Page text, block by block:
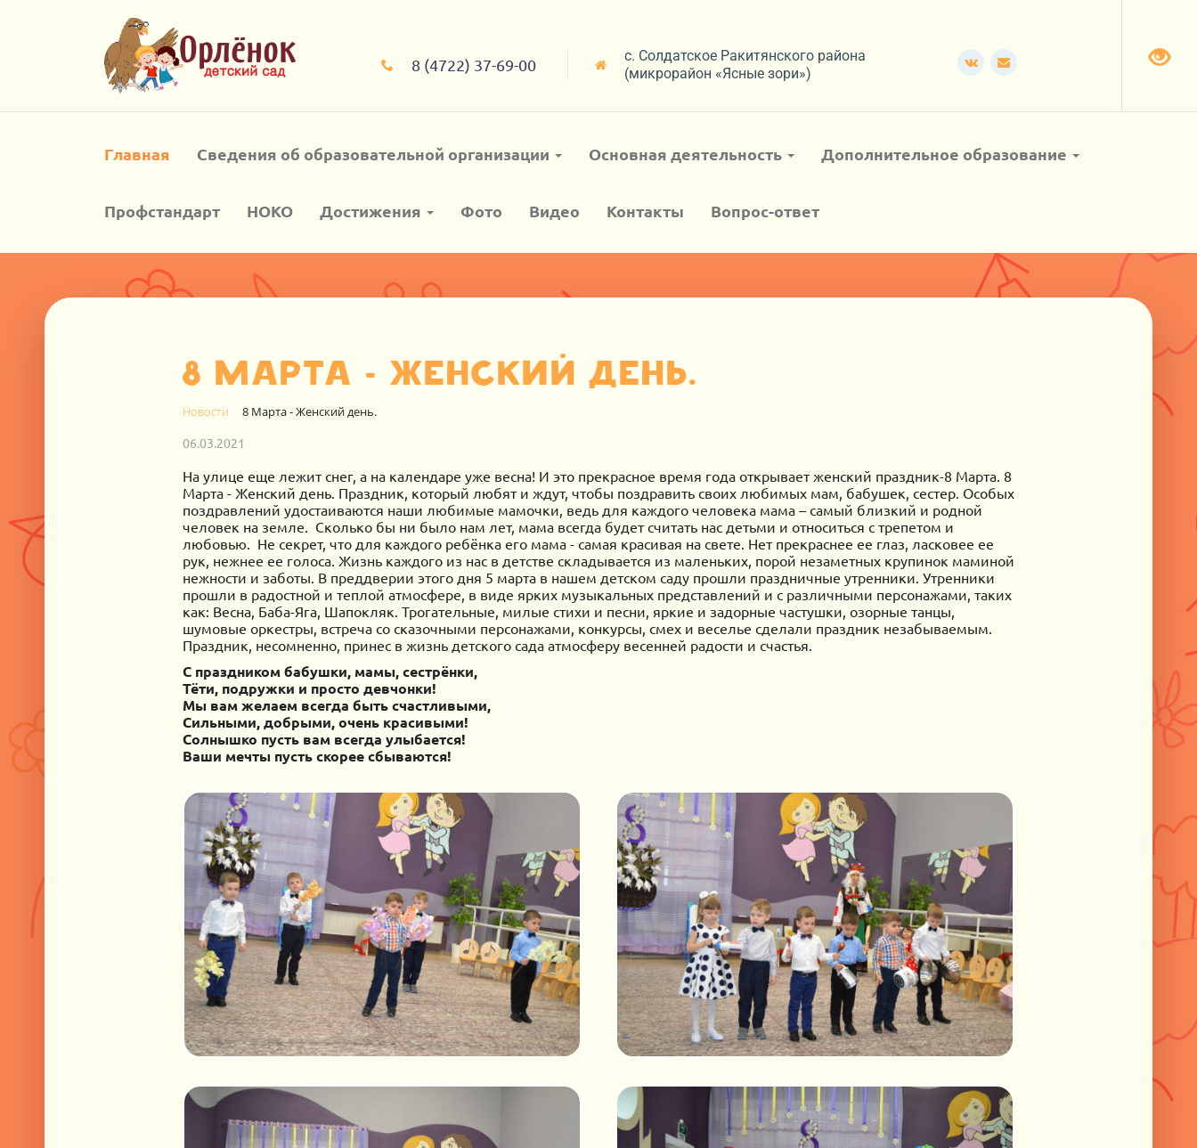
8 (4722) 37-69-00
с. Солдатское Ракитянского района
(микрорайон «Ясные зори»)
Главная Сведения об образовательной организации Основная деятельность Дополнительное образование
Профстандарт НОКО Достижения Фото Видео Контакты Вопрос-ответ
8 Марта - Женский день.
Новости
8 Марта - Женский день.
06.03.2021
На улице еще лежит снег, а на календаре уже весна! И это прекрасное время года открывает женский праздник-8 Марта. 8
Марта - Женский день. Праздник, который любят и ждут, чтобы поздравить своих любимых мам, бабушек, сестер. Особых
поздравлений удостаиваются наши любимые мамочки, ведь для каждого человека мама – самый близкий и родной
человек на земле. Сколько бы ни было нам лет, мама всегда будет считать нас детьми и относиться с трепетом и
любовью. Не секрет, что для каждого ребёнка его мама - самая красивая на свете. Нет прекраснее ее глаз, ласковее ее
рук, нежнее ее голоса. Жизнь каждого из нас в детстве складывается из маленьких, порой незаметных крупинок маминой
нежности и заботы. В преддверии этого дня 5 марта в нашем детском саду прошли праздничные утренники. Утренники
прошли в радостной и теплой атмосфере, в виде ярких музыкальных представлений и с различными персонажами, таких
как: Весна, Баба-Яга, Шапокляк. Трогательные, милые стихи и песни, яркие и задорные частушки, озорные танцы,
шумовые оркестры, встреча со сказочными персонажами, конкурсы, смех и веселье сделали праздник незабываемым.
Праздник, несомненно, принес в жизнь детского сада атмосферу весенней радости и счастья.
С праздником бабушки, мамы, сестрёнки,
Тёти, подружки и просто девчонки!
Мы вам желаем всегда быть счастливыми,
Сильными, добрыми, очень красивыми!
Солнышко пусть вам всегда улыбается!
Ваши мечты пусть скорее сбываются!